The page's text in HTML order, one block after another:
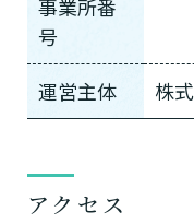
事業所番
号
運営主体 株
アクセス